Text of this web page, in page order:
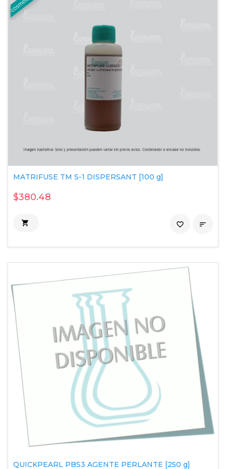
MATRIFUSE TM S-1 DISPERSANT [100 g]
$380.48
 
favorite_border
QUICKPEARL PBS3 AGENTE PERLANTE [250 g]